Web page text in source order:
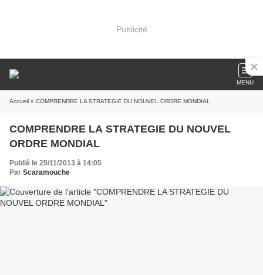
Publicité
MENU
Accueil » COMPRENDRE LA STRATEGIE DU NOUVEL ORDRE MONDIAL
COMPRENDRE LA STRATEGIE DU NOUVEL
ORDRE MONDIAL
Publié le 25/11/2013 à 14:05
Par Scaramouche